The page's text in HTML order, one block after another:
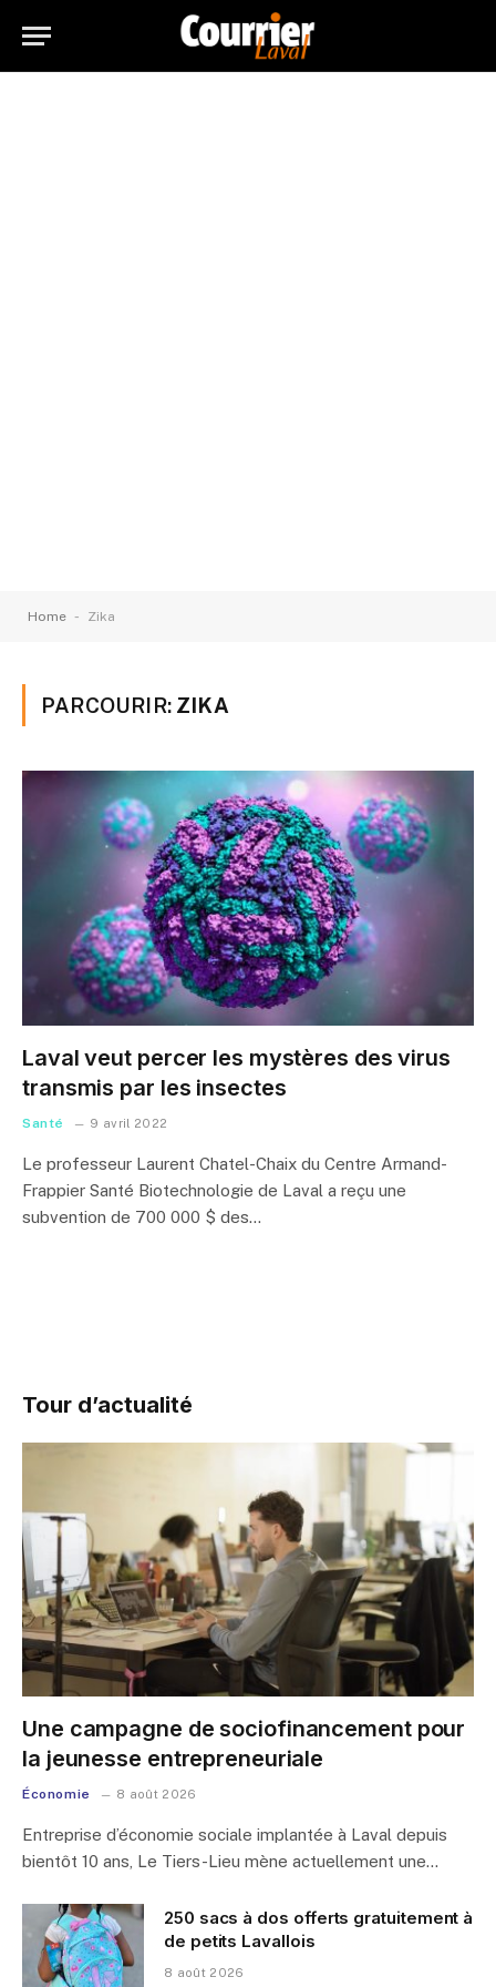
Home - Zika
PARCOURIR: ZIKA
Laval veut percer les mystères des virus
transmis par les insectes
Santé 9 avril 2022
Le professeur Laurent Chatel-Chaix du Centre Armand-
Frappier Santé Biotechnologie de Laval a reçu une
subvention de 700 000 $ des…
Tour d’actualité
Une campagne de sociofinancement pour
la jeunesse entrepreneuriale
Économie 8 août 2026
Entreprise d’économie sociale implantée à Laval depuis
bientôt 10 ans, Le Tiers-Lieu mène actuellement une…
250 sacs à dos offerts gratuitement à
de petits Lavallois
8 août 2026